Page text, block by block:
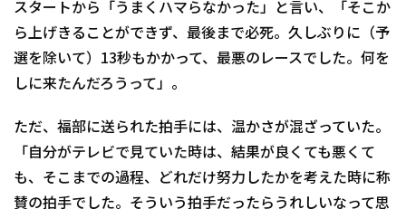
スタートから「うまくハマらなかった」と言い、「そこか
ら上げきることができず、最後まで必死。久しぶりに（予
選を除いて）13秒もかかって、最悪のレースでした。何を
しに来たんだろうって」。
ただ、福部に送られた拍手には、温かさが混ざっていた。
「自分がテレビで見ていた時は、結果が良くても悪くて
も、そこまでの過程、どれだけ努力したかを考えた時に称
賛の拍手でした。そういう拍手だったらうれしいなって思